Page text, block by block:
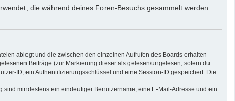
die während deines Foren-Besuchs gesammelt werden.
ablegt und die zwischen den einzelnen Aufrufen des Boards erhalten
Beiträge (zur Markierung dieser als gelesen/ungelesen; sofern du
ID, ein Authentifizierungsschlüssel und eine Session-ID gespeichert. Die
mindestens ein eindeutiger Benutzername, eine E-Mail-Adresse und ein